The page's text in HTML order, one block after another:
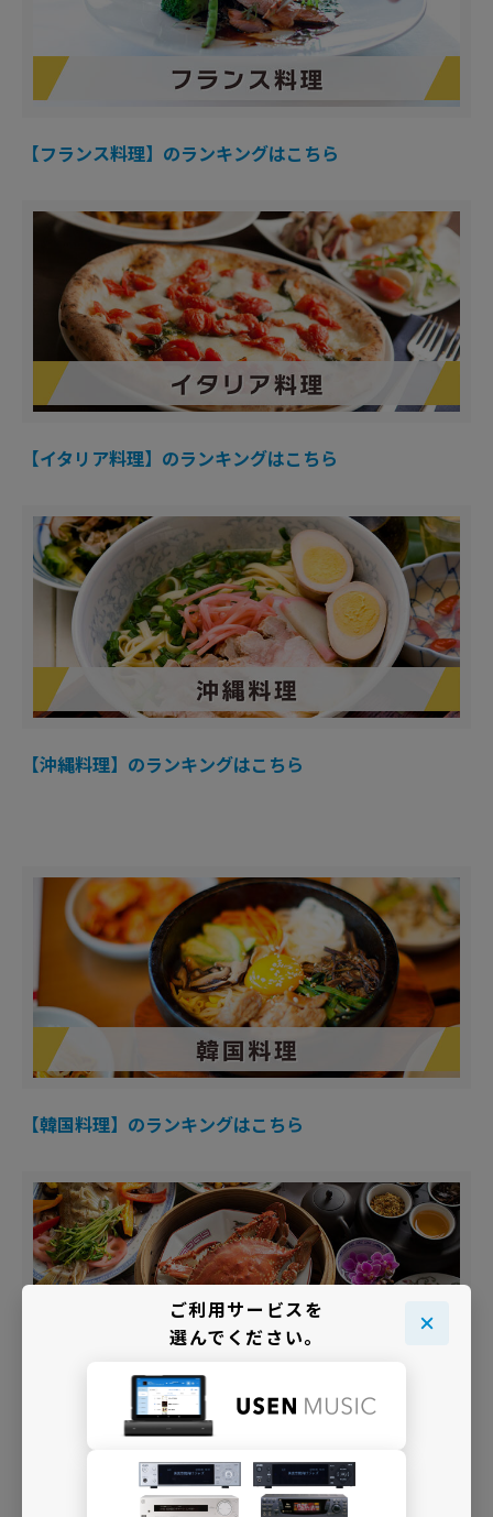
【フランス料理】のランキングはこちら
【イタリア料理】のランキングはこちら
【沖縄料理】のランキングはこちら
【韓国料理】のランキングはこちら
【中華料理】のランキングはこちら
ご利用サービスを
選んでください。